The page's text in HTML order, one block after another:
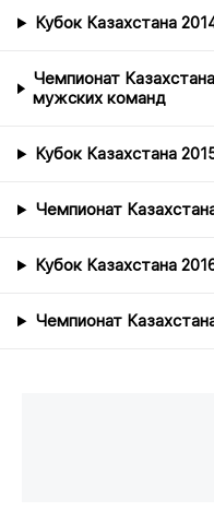
Кубок Казахстана
Чемпионат
мужских команд
Кубок Казахстана
Чемпионат
Кубок Казахстана
Чемпионат